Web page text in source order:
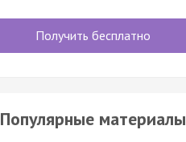
Получить бесплатно
Популярные материалы